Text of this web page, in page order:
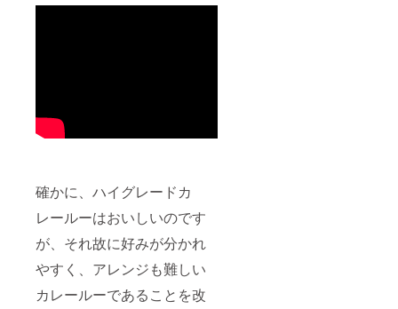
確かに、ハイグレードカ
レールーはおいしいのです
が、それ故に好みが分かれ
やすく、アレンジも難しい
カレールーであることを改